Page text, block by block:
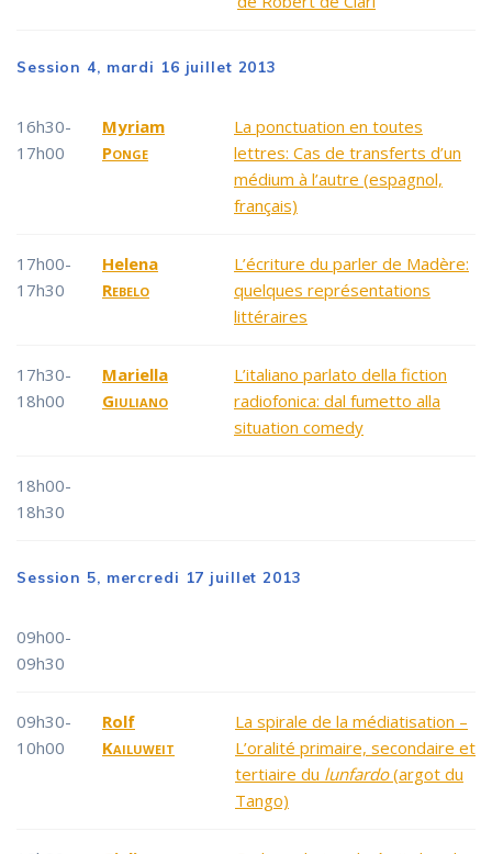
Session 4, mardi 16 juillet 2013
16h30-
17h00
Myriam
Ponge
La ponctuation en toutes
lettres: Cas de transferts d’un
médium à l’autre (espagnol,
français)
17h00-
17h30
Helena
Rebelo
L’écriture du parler de Madère:
quelques représentations
littéraires
17h30-
18h00
Mariella
Giuliano
L’italiano parlato della fiction
radiofonica: dal fumetto alla
situation comedy
18h00-
18h30
Session 5, mercredi 17 juillet 2013
09h00-
09h30
09h30-
10h00
Rolf
Kailuweit
La spirale de la médiatisation –
L’oralité primaire, secondaire et
tertiaire du lunfardo(argot du
Tango)